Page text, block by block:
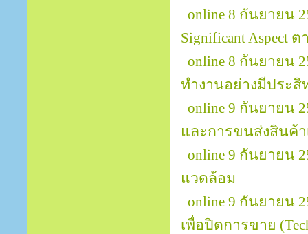
online 8 กันยายน
Significant Aspect
online 8 กันยายน
ทำงานอย่างมีประสิ
online 9 กันยายน
และการขนส่งสินค้
online 9 กันยายน
แวดล้อม
online 9 กันยายน
เพื่อปิดการขาย